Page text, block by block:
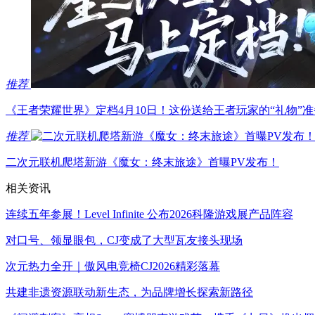
推荐
《王者荣耀世界》定档4月10日！这份送给王者玩家的“礼物”
推荐
二次元联机爬塔新游《魔女：终末旅途》首曝PV发布！
相关资讯
连续五年参展！Level Infinite 公布2026科隆游戏展产品阵容
对口号、领显眼包，CJ变成了大型瓦友接头现场
次元热力全开｜傲风电竞椅CJ2026精彩落幕
共建非遗资源联动新生态，为品牌增长探索新路径